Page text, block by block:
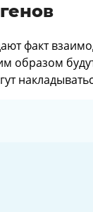
факт
образом